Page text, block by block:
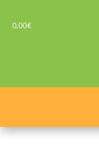
0,00€